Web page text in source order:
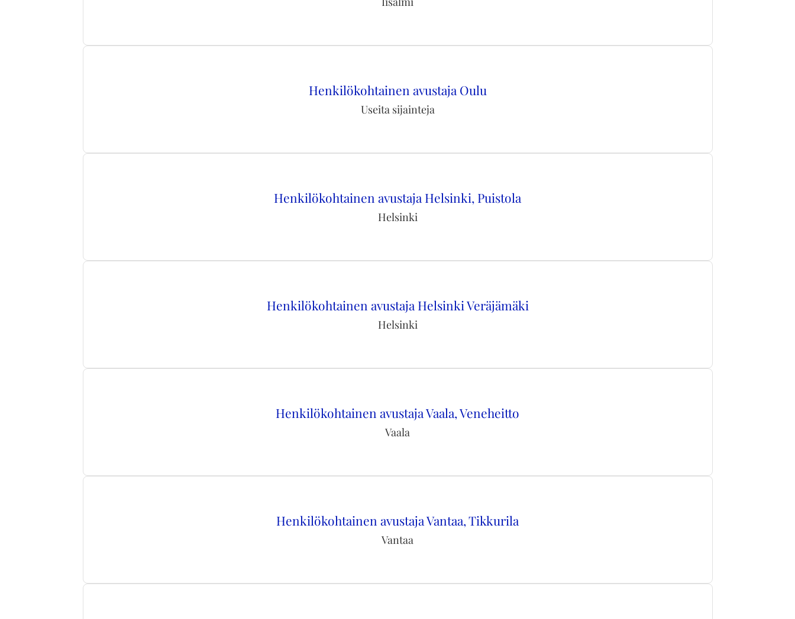
Henkilökohtainen avustaja Oulu
Useita sijainteja
Henkilökohtainen avustaja Helsinki, Puistola
Helsinki
Henkilökohtainen avustaja Helsinki Veräjämäki
Helsinki
Henkilökohtainen avustaja Vaala, Veneheitto
Vaala
Henkilökohtainen avustaja Vantaa, Tikkurila
Vantaa